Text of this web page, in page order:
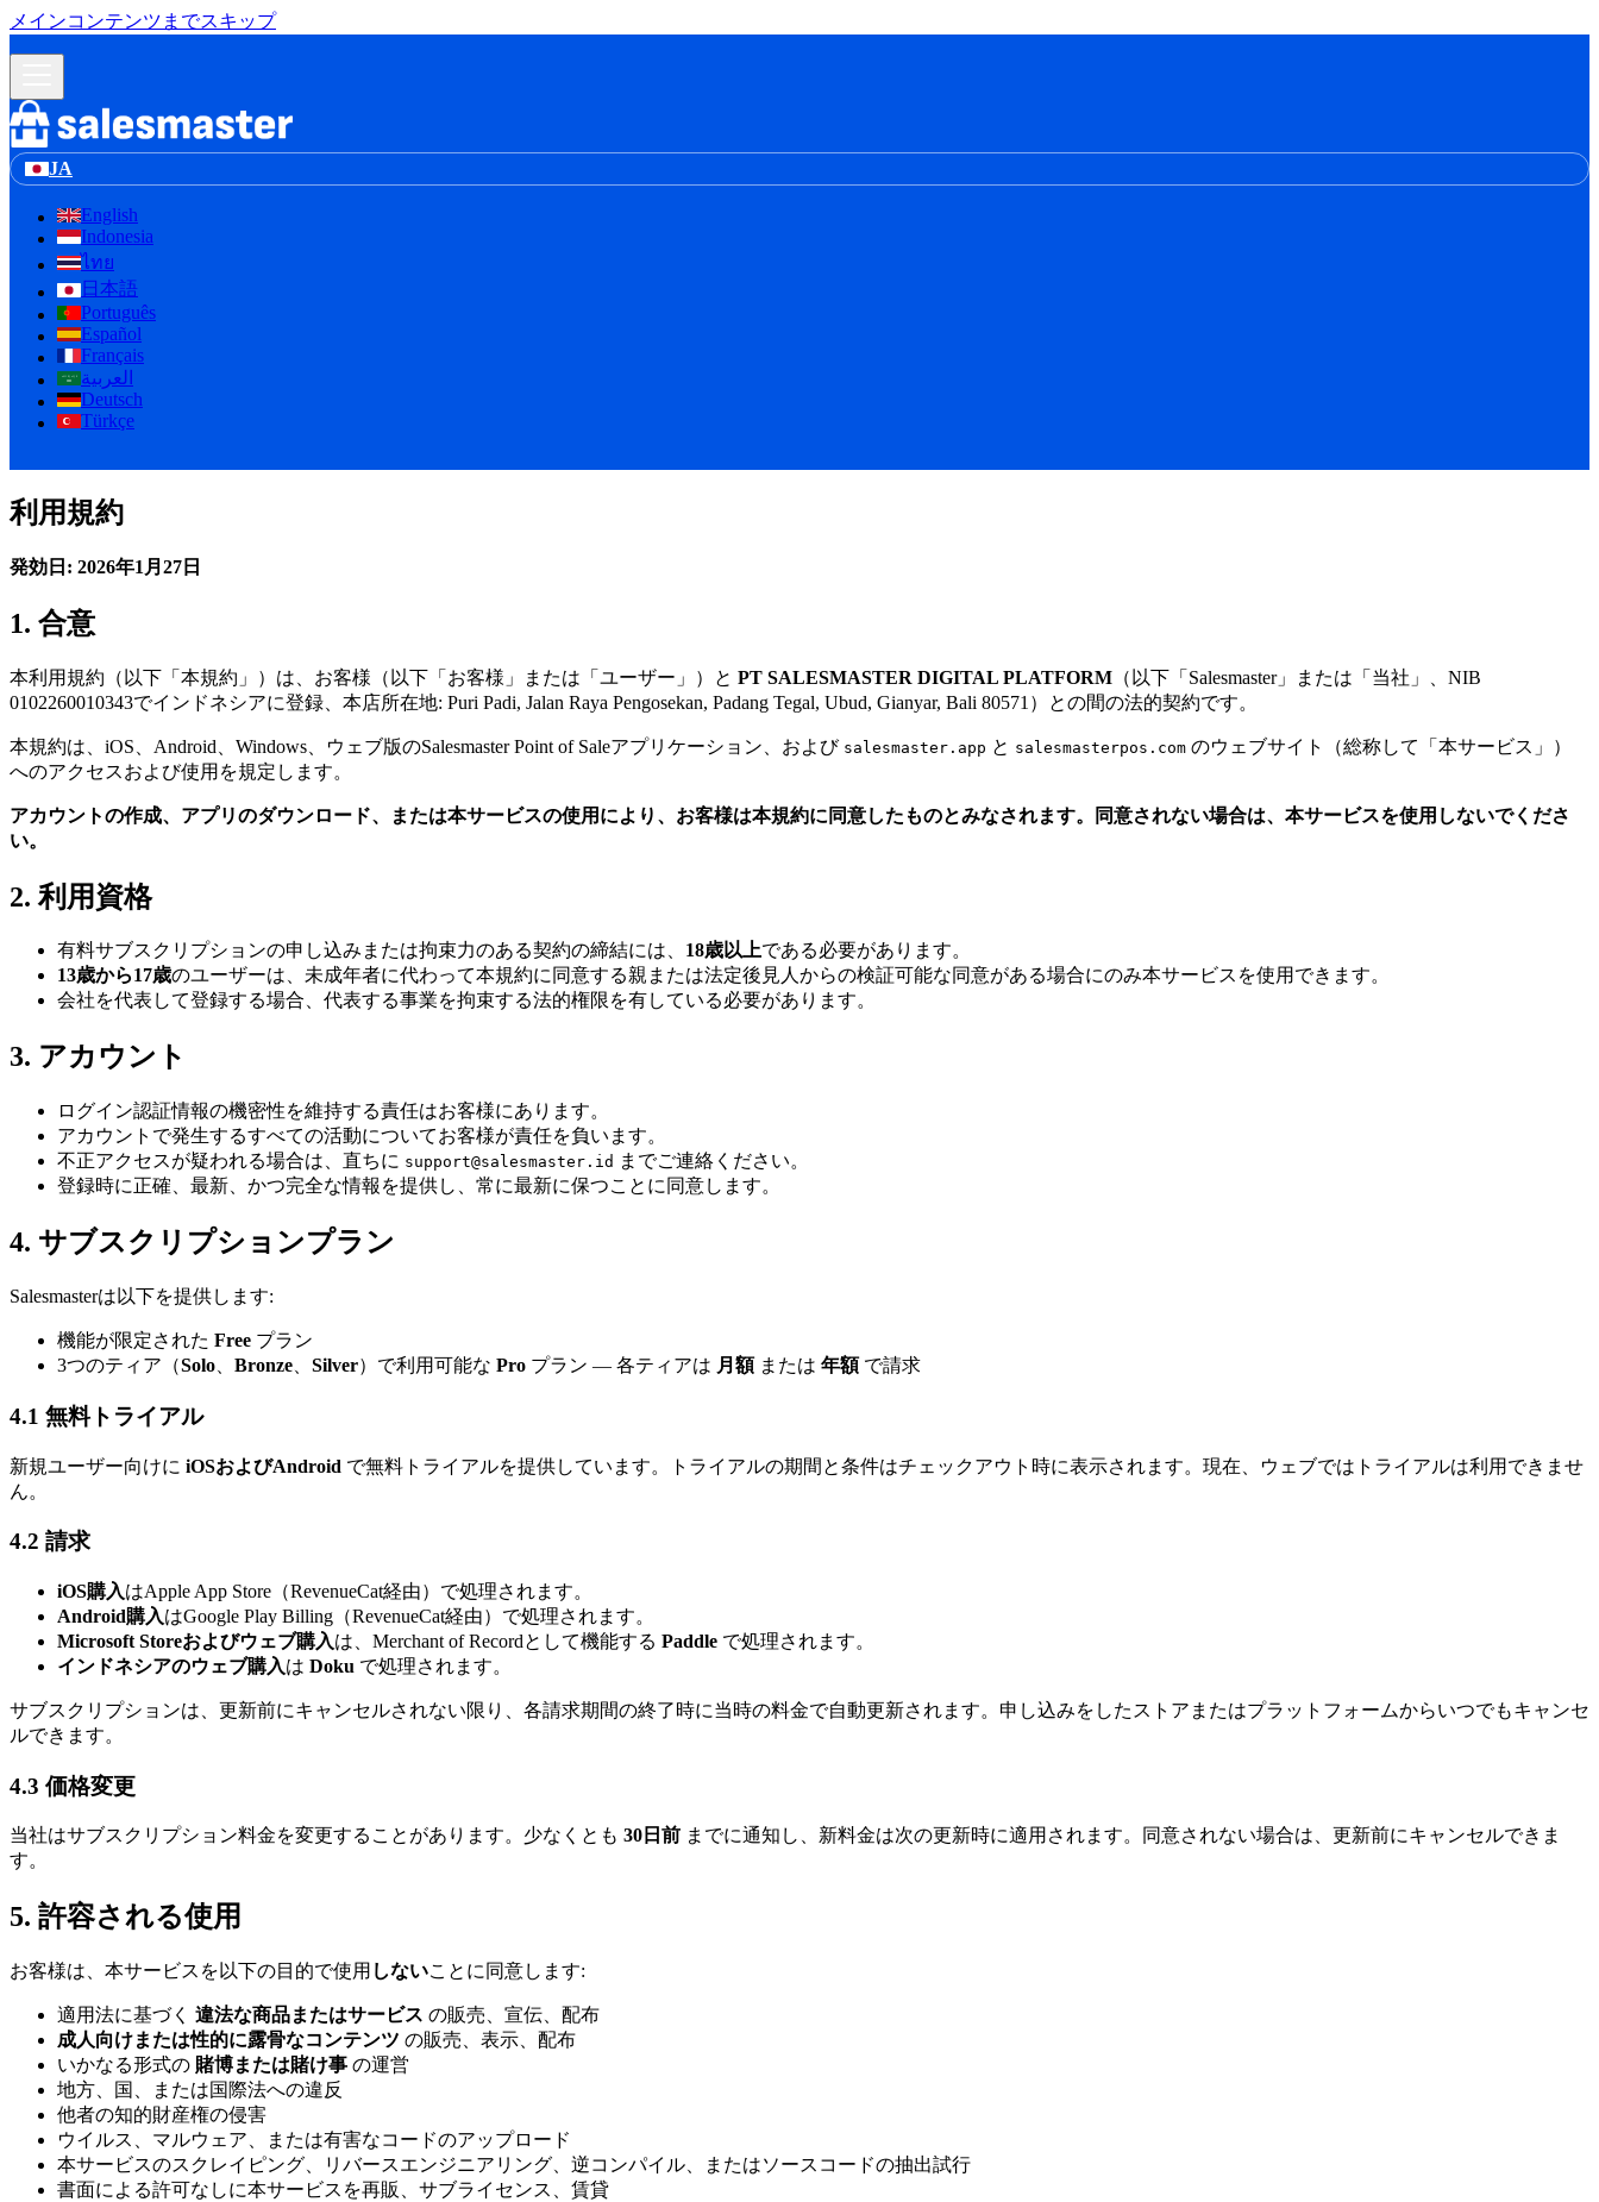
メインコンテンツまでスキップ
JA
English
Indonesia
ไทย
日本語
Português
Español
Français
لا إله إلا الله
العربية
Deutsch
Türkçe
利用規約
発効日: 2026年1月27日
1. 合意
本利用規約（以下「本規約」）は、お客様（以下「お客様」または「ユーザー」）と PT SALESMASTER DIGITAL PLATFORM （以下「Salesmaster」または「当社」、NIB
0102260010343でインドネシアに登録、本店所在地: Puri Padi, Jalan Raya Pengosekan, Padang Tegal, Ubud, Gianyar, Bali 80571）との間の法的契約です。
本規約は、iOS、Android、Windows、ウェブ版のSalesmaster Point of Saleアプリケーション、および salesmaster.app と salesmasterpos.com のウェブサイト（総称して「本サービス」）
へのアクセスおよび使用を規定します。
アカウントの作成、アプリのダウンロード、または本サービスの使用により、お客様は本規約に同意したものとみなされます。同意されない場合は、本サービスを使用しないでくださ
い。
2. 利用資格
有料サブスクリプションの申し込みまたは拘束力のある契約の締結には、 18歳以上である必要があります。
13歳から17歳のユーザーは、未成年者に代わって本規約に同意する親または法定後見人からの検証可能な同意がある場合にのみ本サービスを使用できます。
会社を代表して登録する場合、代表する事業を拘束する法的権限を有している必要があります。
3. アカウント
ログイン認証情報の機密性を維持する責任はお客様にあります。
アカウントで発生するすべての活動についてお客様が責任を負います。
不正アクセスが疑われる場合は、直ちに support@salesmaster.id までご連絡ください。
登録時に正確、最新、かつ完全な情報を提供し、常に最新に保つことに同意します。
4. サブスクリプションプラン
Salesmasterは以下を提供します:
機能が限定された Free プラン
3つのティア（Solo Bronze Silver）で利用可能な Pro プラン — 各ティアは 月額または 年額で請求
4.1 無料トライアル
新規ユーザー向けに iOSおよびAndroid で無料トライアルを提供しています。トライアルの期間と条件はチェックアウト時に表示されます。現在、ウェブではトライアルは利用できませ
ん。
4.2 請求
iOS購入はApple App Store（RevenueCat経由）で処理されます。
Android購入はGoogle Play Billing（RevenueCat経由）で処理されます。
Microsoft Storeおよびウェブ購入は、Merchant of Recordとして機能する Paddle で処理されます。
インドネシアのウェブ購入は Doku で処理されます。
サブスクリプションは、更新前にキャンセルされない限り、各請求期間の終了時に当時の料金で自動更新されます。申し込みをしたストアまたはプラットフォームからいつでもキャンセ
ルできます。
4.3 価格変更
当社はサブスクリプション料金を変更することがあります。少なくとも 30日前 までに通知し、新料金は次の更新時に適用されます。同意されない場合は、更新前にキャンセルできま
す。
5. 許容される使用
お客様は、本サービスを以下の目的で使用 しないことに同意します:
適用法に基づく 違法な商品またはサービス の販売、宣伝、配布
成人向けまたは性的に露骨なコンテンツ の販売、表示、配布
いかなる形式の 賭博または賭け事 の運営
地方、国、または国際法への違反
他者の知的財産権の侵害
ウイルス、マルウェア、または有害なコードのアップロード
本サービスのスクレイピング、リバースエンジニアリング、逆コンパイル、またはソースコードの抽出試行
書面による許可なしに本サービスを再販、サブライセンス、賃貸